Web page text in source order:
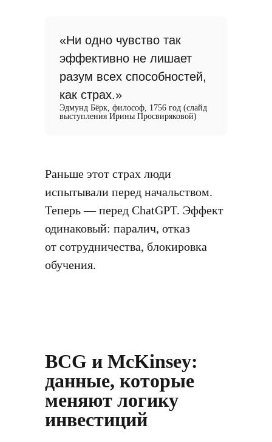
«Ни одно чувство так
эффективно не лишает
разум всех способностей,
как страх.»
Эдмунд Бёрк, философ, 1756 год (слайд
выступления Ирины Просвиряковой)
Раньше этот страх люди
испытывали перед начальством.
Теперь — перед ChatGPT. Эффект
одинаковый: паралич, отказ
от сотрудничества, блокировка
обучения.
BCG и McKinsey:
данные, которые
меняют логику
инвестиций